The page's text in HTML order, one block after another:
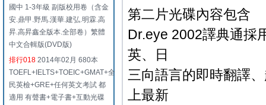
國中 1-3年級 副版校用卷（含金
安.鼎甲.野馬.漢華.建弘.明霖.高
昇.高昇鑫全版本.全部卷）繁體
中文合輯版(DVD版)
排行018 2014年02月 680本
TOEFL+IELTS+TOEIC+GMAT+全
民英檢+GRE+任何英文考試 都
適用 有聲書+電子書+互動光碟
第二片光碟內容包含
Dr.eye 2002譯典通採
英、日
三向語言的即時翻譯
上最新